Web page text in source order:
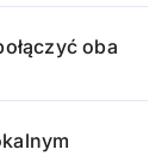
oba